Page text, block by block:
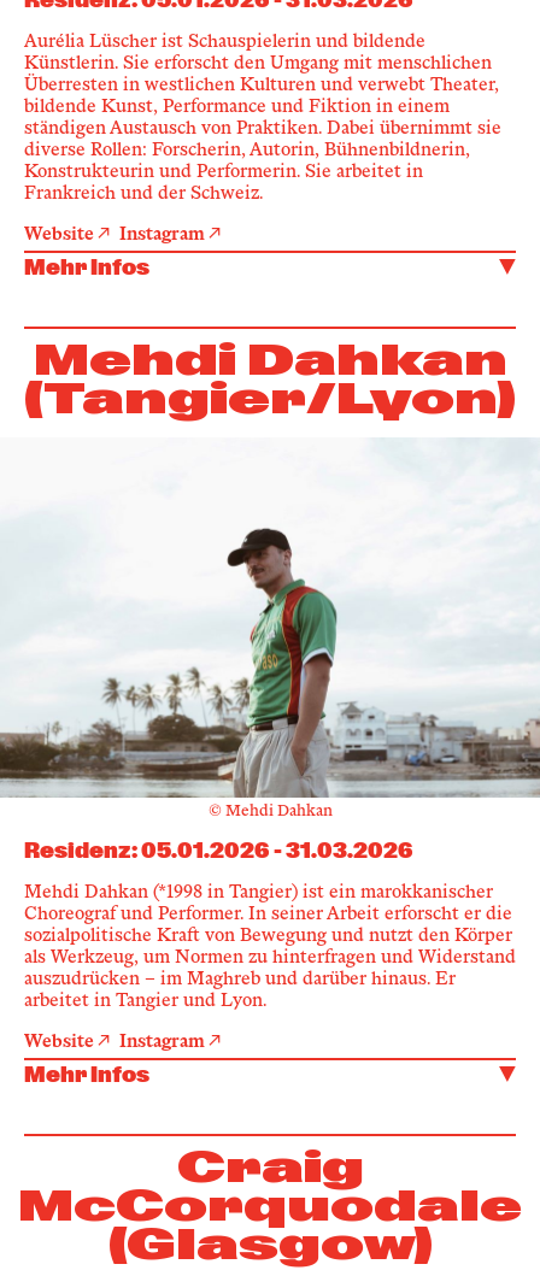
Aurélia Lüscher ist Schauspielerin und bildende
Künstlerin. Sie erforscht den Umgang mit menschlichen
Überresten in westlichen Kulturen und verwebt Theater,
bildende Kunst, Performance und Fiktion in einem
ständigen Austausch von Praktiken. Dabei übernimmt sie
diverse Rollen: Forscherin, Autorin, Bühnenbildnerin,
Konstrukteurin und Performerin. Sie arbeitet in
Frankreich und der Schweiz.
Website Instagram
Mehr Infos
Mehdi Dahkan
(Tangier/Lyon)
© Mehdi Dahkan
Residenz:05.01.2026-31.03.2026
Mehdi Dahkan (*1998 in Tangier) ist ein marokkanischer
Choreograf und Performer. In seiner Arbeit erforscht er die
sozialpolitische Kraft von Bewegung und nutzt den Körper
als Werkzeug, um Normen zu hinterfragen und Widerstand
auszudrücken – im Maghreb und darüber hinaus. Er
arbeitet in Tangier und Lyon.
Website Instagram
Mehr Infos
Craig
McCorquodale
(Glasgow)